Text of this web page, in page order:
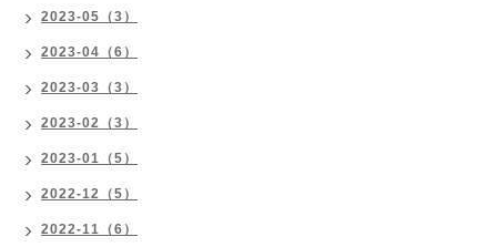
2023-05（3）
2023-04（6）
2023-03（3）
2023-02（3）
2023-01（5）
2022-12（5）
2022-11（6）